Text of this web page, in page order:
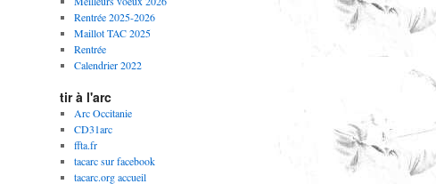
Rentrée 2025-2026
Maillot TAC 2025
Rentrée
Calendrier 2022
tir à l'arc
Arc Occitanie
CD31arc
ffta.fr
tacarc sur facebook
tacarc.org accueil